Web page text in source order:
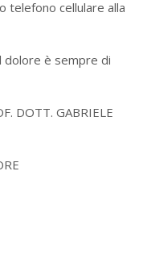
telefono cellulare alla
dolore è sempre di